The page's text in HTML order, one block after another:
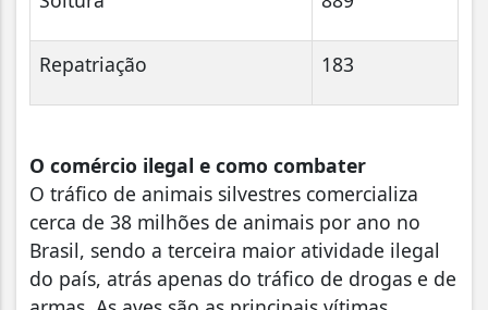
Repatriação 183
O comércio ilegal e como combater
O tráfico de animais silvestres comercializa
cerca de 38 milhões de animais por ano no
Brasil, sendo a terceira maior atividade ilegal
do país, atrás apenas do tráfico de drogas e de